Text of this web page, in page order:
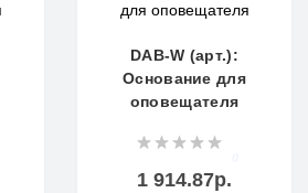
DAB-W (арт.):
Основание для
оповещателя
1 914.87р.